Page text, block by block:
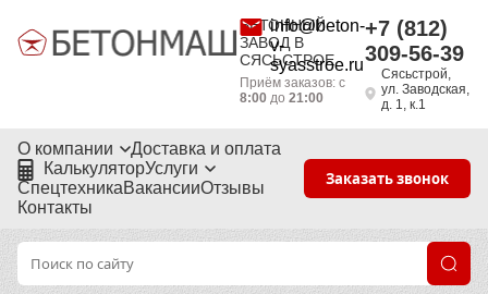
БЕТОННЫЙ
ЗАВОД В
СЯСЬСТРОЕ
info@beton-
v-
syasstroe.ru
Приём заказов: с
8:00 до21:00
+7 (812)
309-56-39
Сясьстрой,
ул. Заводская,
д. 1, к.1
О компании
Доставка и оплата
КалькуляторУслуги
СпецтехникаВакансииОтзывы
Контакты
Заказать звонок